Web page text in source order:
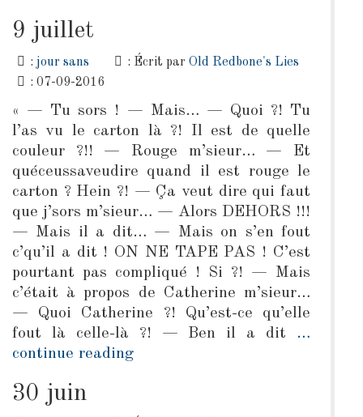
9 juillet
:jour sans : Écrit par Old Redbone's Lies
: 07-09-2016
« — Tu sors ! — Mais… — Quoi ?! Tu
l’as vu le carton là ?! Il est de quelle
couleur ?!! — Rouge m’sieur… — Et
quéceussaveudire quand il est rouge le
carton ? Hein ?! — Ça veut dire qui faut
que j’sors m’sieur… — Alors DEHORS !!!
— Mais il a dit… — Mais on s’en fout
c’qu’il a dit ! ON NE TAPE PAS ! C’est
pourtant pas compliqué ! Si ?! — Mais
c’était à propos de Catherine m’sieur…
— Quoi Catherine ?! Qu’est-ce qu’elle
fout là celle-là ?! — Ben il a dit …
continue reading
30 juin